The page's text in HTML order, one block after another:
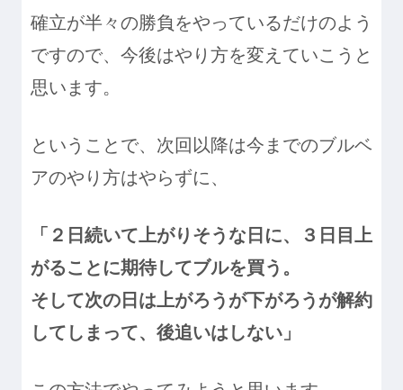
確立が半々の勝負をやっているだけのよう
ですので、今後はやり方を変えていこうと
思います。
ということで、次回以降は今までのブルベ
アのやり方はやらずに、
「２日続いて上がりそうな日に、３日目上
がることに期待してブルを買う。
そして次の日は上がろうが下がろうが解約
してしまって、後追いはしない」